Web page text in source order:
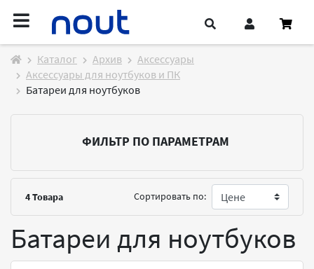
Каталог Архив
Аксессуары
Аксессуары для ноутбуков и ПК
Батареи для ноутбуков
ФИЛЬТР ПО ПАРАМЕТРАМ
4Товара Сортировать по:
Батареи для ноутбуков